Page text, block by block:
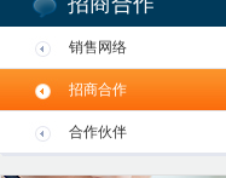
销售网络
招商合作
合作伙伴